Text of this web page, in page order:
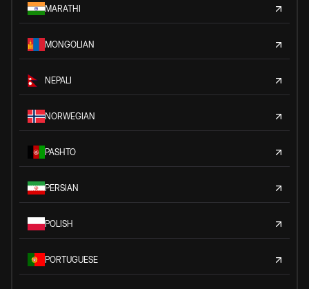
MARATHI
MONGOLIAN
NEPALI
NORWEGIAN
PASHTO
PERSIAN
POLISH
PORTUGUESE